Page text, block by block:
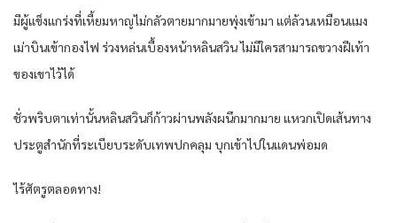
มีผู้​แข็งแกร่ง​ที่​เหี้ยมหาญ​ไม่กลัว​ตาย​มากมาย​พุ่ง​เข้ามา​ แต่​ล้วน​เหมือน​แมง
เม่าบิน​เข้า​กองไฟ​ ร่วงหล่น​เบื้องหน้า​หลิน​สวิน​ ไม่มีใคร​สามารถ​ขวาง​ฝีเท้า​
ของ​เขา​ไว้​ได้​
ชั่วพริบตา​เท่านั้น​หลิน​สวิน​ก็​ก้าว​ผ่าน​พลัง​ผนึก​มากมาย​ แหวก​เปิด​เส้นทาง​
ประตู​สำนัก​ที่​ระเบียบ​ระดับ​เทพ​ปกคลุม​ บุกเข้าไป​ใน​แดน​พ่อ​มด​
ไร้​ศัตรู​ตลอดทาง​!